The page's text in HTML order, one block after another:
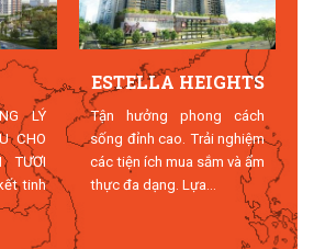
LÝ
CHO
TƯƠI
tinh
ESTELLA HEIGHTS
Tận hưởng phong cách
sống đỉnh cao. Trải nghiệm
các tiện ích mua sắm và ẩm
thực đa dạng. Lựa...